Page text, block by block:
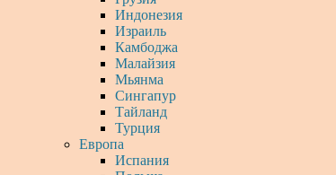
Индонезия
Израиль
Камбоджа
Малайзия
Мьянма
Сингапур
Тайланд
Турция
Европа
Испания